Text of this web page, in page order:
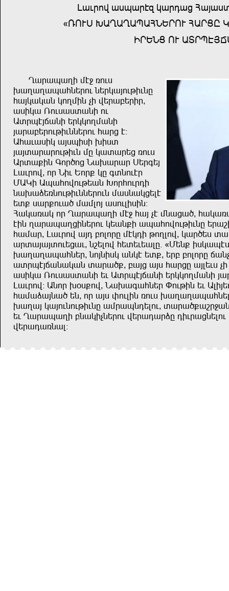
Ludğnf uihuğtö muğeuj
{XNDİ :UPUPUHUAZŞĞND AUĞJG
RĞŞZJ ND
Puğuhupr st< xndi
.upupuhuazşğnd zşğmuwndkrdzg
auwmumuz mnpsrz vr fşğuçşğrğ^
uirmu Xndiuiıuzr nd
Uığhtwouzr şğmmnpsuzr
wuğuçşğndkrdzzşğnd auğj t!
Uauduirm uwihrir .riı
wuwıuğuğndkrdz sg muıuğşj xndi
Uğıu=rz Ünğ,nj Zu.uğuğ İşğüşw
Ludğnf^ nğ Zrd Şnğ= mg üızndtğ
SUMr Uhuanfndkşuz :nğandğer
zu.uqşxzndkrdzzşğndz suizumjşlt
şı= iuğ=ndu, suslnw uindlrirz!
Aumuxum nğ Puğuhupr st< auw vt szuju,^
trz puğuhupjrzşğnd mşuz=r uhuanfndkrdzg
ausuğ^ Ludğnf uwe çnlnğg stmer knplnf^ muğ,şi
uğıuwuwındşjud^ zbşlnf aşışdşulg$ {Sşz=
.upupuhuazşğ^ znwzrim uzmt şı=^ şğç çnlnğg
uığhtwouzumuz ıuğu,=^ çuwj uwi auğjg uwlşdi vr
uirmu Xndiuiıuzr şd Uığhtwouzr şğmmnpsuzr
Ludğnf! Uznğ .+i=nf^ Zu.uüuazşğ Yndkrz şd
ausuquwzu, şz^ nğ uwi yndlrz xndi
.upuw muwndzndkrdzg usğuhzeşlnd^
şd Puğuhupr çzumrvzşğnd fşğueuğqg
fşğueuxzul!